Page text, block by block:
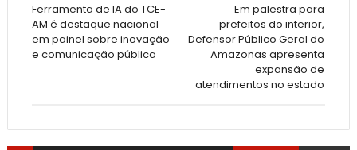
Em palestra para
prefeitos do interior,
Defensor Público Geral do
Amazonas apresenta
expansão de
atendimentos no estado
Ferramenta de IA do TCE-
AM é destaque nacional
em painel sobre inovação
e comunicação pública